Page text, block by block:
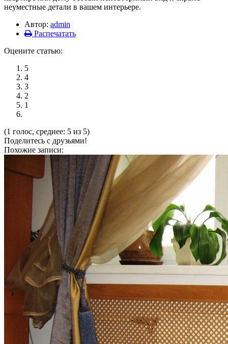
неуместные детали в вашем интерьере.
Автор: admin
Распечатать
Оцените статью:
5
4
3
2
1
(1 голос, среднее: 5 из 5)
Поделитесь с друзьями!
Похожие записи: